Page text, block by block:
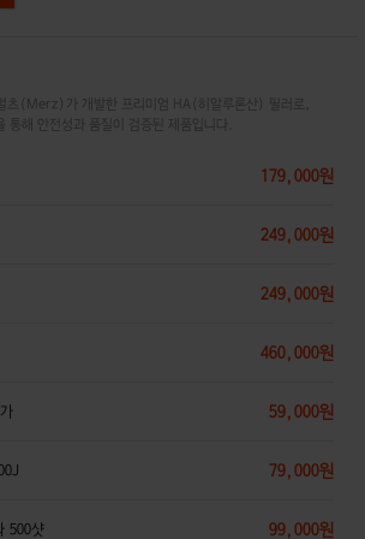
츠(Merz)가 개발한 프리미엄 HA(히알루론산) 필러로,
통해 안전성과 품질이 검증된 제품입니다.
179,000원
249,000원
249,000원
460,000원
59,000원
79,000원
500샷 99,000원